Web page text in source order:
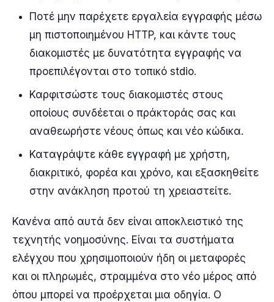
Ποτέ μην παρέχετε εργαλεία εγγραφής μέσω
μη πιστοποιημένου HTTP, και κάντε τους
διακομιστές με δυνατότητα εγγραφής να
προεπιλέγονται στο τοπικό stdio.
Καρφιτσώστε τους διακομιστές στους
οποίους συνδέεται ο πράκτοράς σας και
αναθεωρήστε νέους όπως και νέο κώδικα.
Καταγράψτε κάθε εγγραφή με χρήστη,
διακριτικό, φορέα και χρόνο, και εξασκηθείτε
στην ανάκληση προτού τη χρειαστείτε.
Κανένα από αυτά δεν είναι αποκλειστικό της
τεχνητής νοημοσύνης. Είναι τα συστήματα
ελέγχου που χρησιμοποιούν ήδη οι μεταφορές
και οι πληρωμές, στραμμένα στο νέο μέρος από
όπου μπορεί να προέρχεται μια οδηγία. Ο